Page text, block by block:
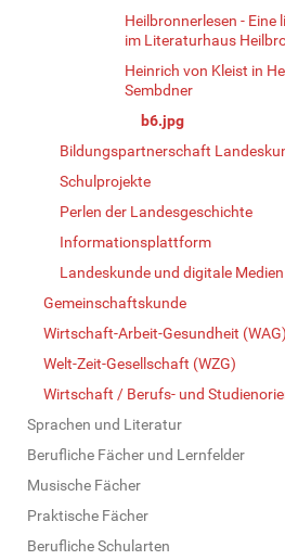
Heilbronnerlesen -
im Literaturhaus
Heinrich von Kleist in
Sembdner
b6.jpg
Bildungspartnerschaft
Schulprojekte
Perlen der Landesgeschichte
Informationsplattform
Landeskunde und digitale Medien
Gemeinschaftskunde
Wirtschaft-Arbeit-Gesundheit (WAG)
Welt-Zeit-Gesellschaft (WZG)
Wirtschaft / Berufs- und
Sprachen und Literatur
Berufliche Fächer und Lernfelder
Musische Fächer
Praktische Fächer
Berufliche Schularten